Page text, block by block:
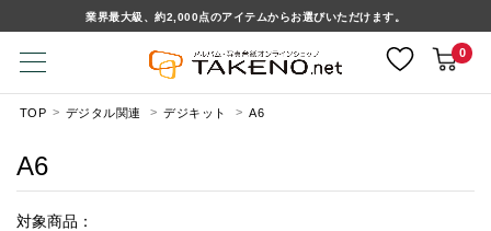
業界最大級、約2,000点のアイテムからお選びいただけます。
0
TOP デジタル関連 デジキット A6
A6
対象商品：